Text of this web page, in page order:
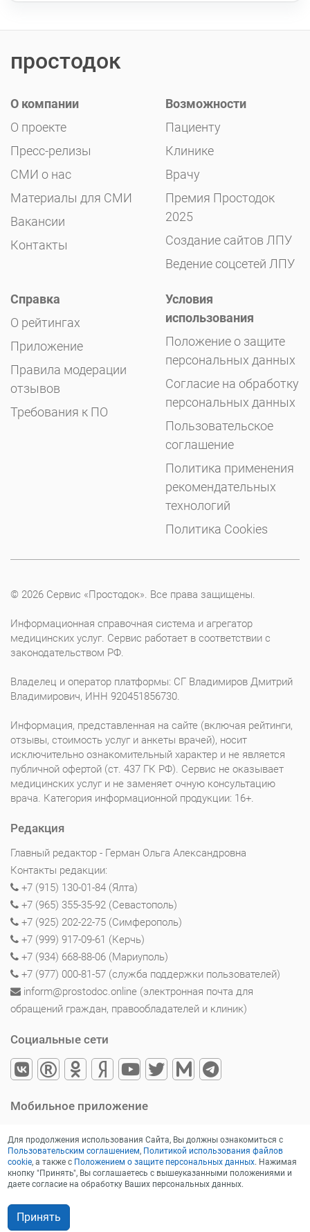
простодок
О компании
О проекте
Пресс-релизы
СМИ о нас
Материалы для СМИ
Вакансии
Контакты
Возможности
Пациенту
Клинике
Врачу
Премия Простодок
2025
Создание сайтов ЛПУ
Ведение соцсетей ЛПУ
Справка
О рейтингах
Приложение
Правила модерации
отзывов
Требования к ПО
Условия
использования
Положение о защите
персональных данных
Согласие на обработку
персональных данных
Пользовательское
соглашение
Политика применения
рекомендательных
технологий
Политика Cookies
© 2026 Сервис «Простодок». Все права защищены.
Информационная справочная система и агрегатор
медицинских услуг. Сервис работает в соответствии с
законодательством РФ.
Владелец и оператор платформы: СГ Владимиров Дмитрий
Владимирович, ИНН 920451856730.
Информация, представленная на сайте (включая рейтинги,
отзывы, стоимость услуг и анкеты врачей), носит
исключительно ознакомительный характер и не является
публичной офертой (ст. 437 ГК РФ). Сервис не оказывает
медицинских услуг и не заменяет очную консультацию
врача. Категория информационной продукции: 16+.
Редакция
Главный редактор - Герман Ольга Александровна
Контакты редакции:
+7 (915) 130-01-84 (Ялта)
+7 (965) 355-35-92 (Севастополь)
+7 (925) 202-22-75 (Симферополь)
+7 (999) 917-09-61 (Керчь)
+7 (934) 668-88-06 (Мариуполь)
+7 (977) 000-81-57 (служба поддержки пользователей)
inform@prostodoc.online (электронная почта для
обращений граждан, правообладателей и клиник)
Социальные сети
Мобильное приложение
Для продолжения использования Сайта, Вы должны ознакомиться с
Пользовательским соглашением, Политикой использования файлов
cookie, а также с Положением о защите персональных данных. Нажимая
кнопку "Принять", Вы соглашаетесь с вышеуказанными положениями и
даете согласие на обработку Ваших персональных данных.
Принять